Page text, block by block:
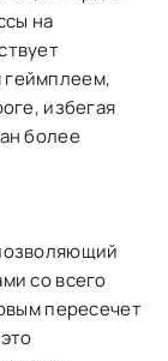
на
избегая
более
со всего
пересечет